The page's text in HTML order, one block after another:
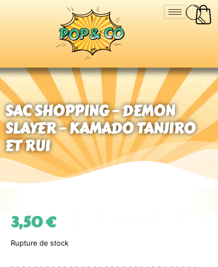
SAC SHOPPING – DEMON
SLAYER – KAMADO TANJIRO
ET RUI
3,50€
Rupture de stock